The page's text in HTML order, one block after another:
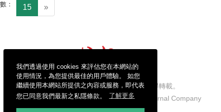
我們透過使用 cookies 來評估您在本網站的
使用情況，為您提供最佳的用戶體驗。 如您
繼續使用本網站所提供之內容或服務，即代表
您已同意我們最新之私隱條款。
了解更多
數：
15 »
信報財經新聞有限公司版權所有，不得轉載。
Copyright © 2026 Hong Kong Economic Journal Company